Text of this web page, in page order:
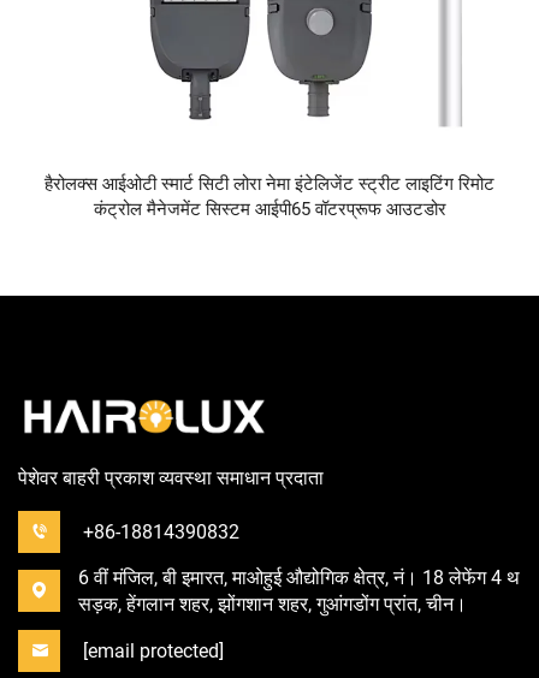
हैरोलक्स आईओटी स्मार्ट सिटी लोरा नेमा इंटेलिजेंट स्ट्रीट लाइटिंग रिमोट
कंट्रोल मैनेजमेंट सिस्टम आईपी65 वॉटरप्रूफ आउटडोर
पेशेवर बाहरी प्रकाश व्यवस्था समाधान प्रदाता
+86-18814390832
6 वीं मंजिल, बी इमारत, माओहुई औद्योगिक क्षेत्र, नं। 18 लेफेंग 4 थ
सड़क, हेंगलान शहर, झोंगशान शहर, गुआंगडोंग प्रांत, चीन।
[email protected]